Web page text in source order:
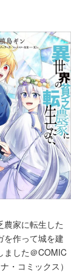
農家に転生した
を作って城を建
ました＠COMIC
・コミックス）